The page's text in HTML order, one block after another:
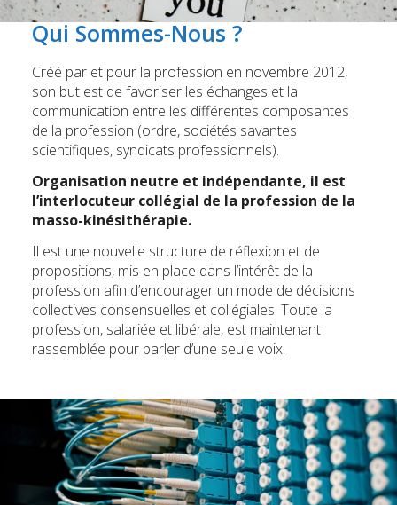
Qui Sommes-Nous ?
Créé par et pour la profession en novembre 2012,
son but est de favoriser les échanges et la
communication entre les différentes composantes
de la profession (ordre, sociétés savantes
scientifiques, syndicats professionnels).
Organisation neutre et indépendante, il est
l’interlocuteur collégial de la profession de la
masso-kinésithérapie.
Il est une nouvelle structure de réflexion et de
propositions, mis en place dans l’intérêt de la
profession afin d’encourager un mode de décisions
collectives consensuelles et collégiales. Toute la
profession, salariée et libérale, est maintenant
rassemblée pour parler d’une seule voix.